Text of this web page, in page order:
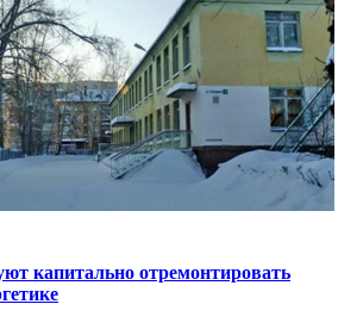
капитально отремонтировать